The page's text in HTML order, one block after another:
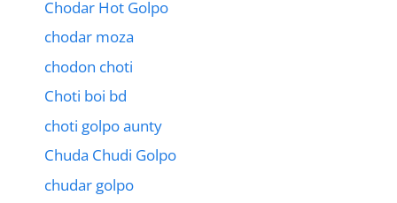
Chodar Hot Golpo
chodar moza
chodon choti
Choti boi bd
choti golpo aunty
Chuda Chudi Golpo
chudar golpo